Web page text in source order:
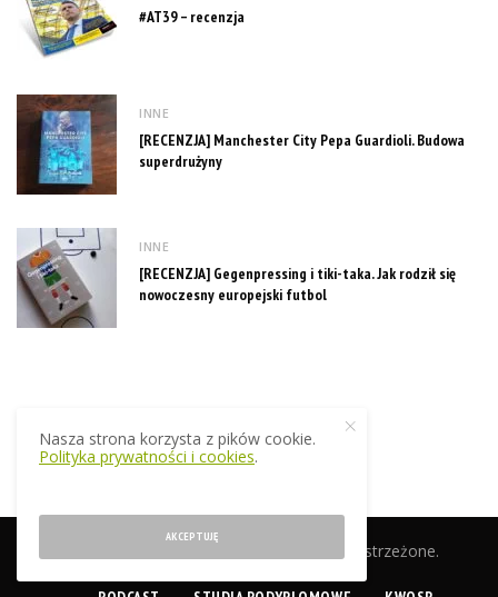
#AT39 – recenzja
INNE
[RECENZJA] Manchester City Pepa Guardioli. Budowa
superdrużyny
INNE
[RECENZJA] Gegenpressing i tiki-taka. Jak rodził się
nowoczesny europejski futbol
© 2019 EkstraTrener.pl. Wszelkie prawa zastrzeżone.
Nasza strona korzysta z pików cookie.
Polityka prywatności i cookies.
AKCEPTUJĘ